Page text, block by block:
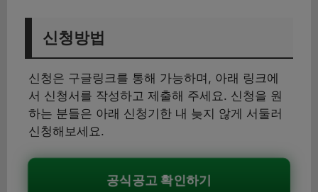
신청방법
신청은 구글링크를 통해 가능하며, 아래 링크에
서 신청서를 작성하고 제출해 주세요. 신청을 원
하는 분들은 아래 신청기한 내 늦지 않게 서둘러
신청해보세요.
공식공고 확인하기